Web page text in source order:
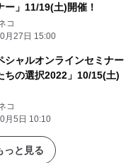
ー」11/19(土)開催！
コ
月27日 15:00
シャルオンラインセミナー
ちの選択2022」10/15(土)
コ
月5日 10:10
っと見る